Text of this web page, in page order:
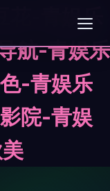
-青娱乐
航-青娱乐
-青娱乐
院-青娱